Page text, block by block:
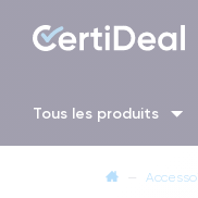
Tous les produits
iPhone 11 Pro Max